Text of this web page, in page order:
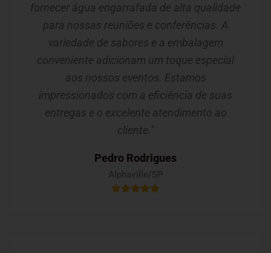
fornecer água engarrafada de alta qualidade
para nossas reuniões e conferências. A
variedade de sabores e a embalagem
conveniente adicionam um toque especial
aos nossos eventos. Estamos
impressionados com a eficiência de suas
entregas e o excelente atendimento ao
cliente."
Pedro Rodrigues